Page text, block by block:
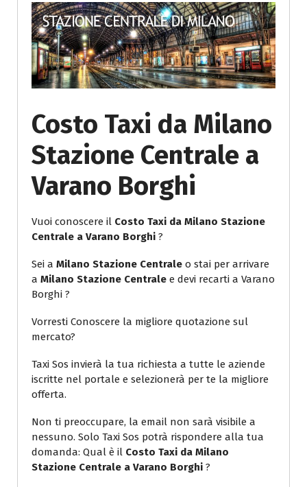
Costo Taxi da Milano
Stazione Centrale a
Varano Borghi
Vuoi conoscere il Costo Taxi da Milano Stazione
Centrale a Varano Borghi ?
Sei a Milano Stazione Centrale o stai per arrivare
a Milano Stazione Centrale e devi recarti a Varano
Borghi ?
Vorresti Conoscere la migliore quotazione sul
mercato?
Taxi Sos invierà la tua richiesta a tutte le aziende
iscritte nel portale e selezionerà per te la migliore
offerta.
Non ti preoccupare, la email non sarà visibile a
nessuno. Solo Taxi Sos potrà rispondere alla tua
domanda: Qual è il Costo Taxi da Milano
Stazione Centrale a Varano Borghi ?